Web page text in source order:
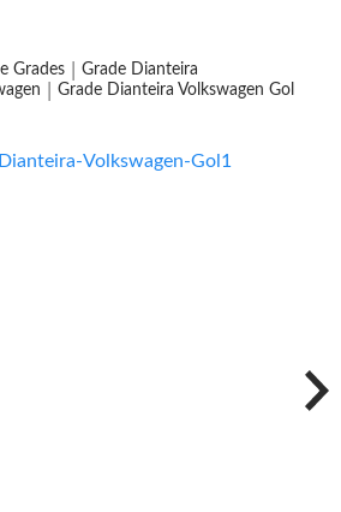
Grades
Grade Dianteira
Grade Dianteira Volkswagen Gol